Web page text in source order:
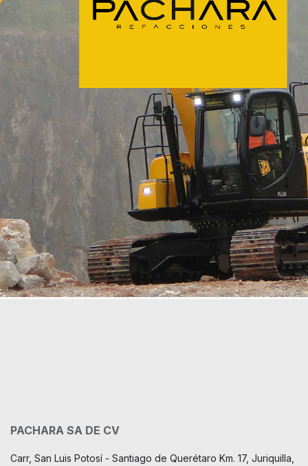
PACHARA SA DE CV
Carr, San Luis Potosí - Santiago de Querétaro Km. 17, Juriquilla,